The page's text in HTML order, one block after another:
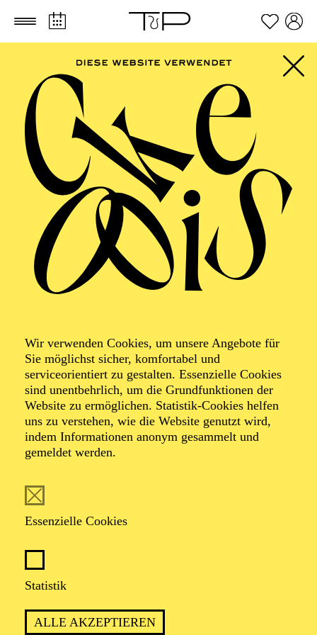
Zum Hauptinhalt springen Zum Footer springen
Wir verwenden Cookies, um unsere Angebote für
Sie möglichst sicher, komfortabel und
serviceorientiert zu gestalten. Essenzielle Cookies
sind unentbehrlich, um die Grundfunktionen der
Website zu ermöglichen. Statistik-Cookies helfen
uns zu verstehen, wie die Website genutzt wird,
indem Informationen anonym gesammelt und
gemeldet werden.
Essenzielle Cookies
Statistik
ALLE AKZEPTIEREN
Foto: Johan Sandberg
der Hakucho Ballet Academy und der Académie de